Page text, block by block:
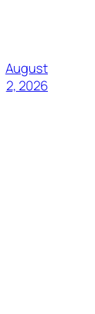
August
2, 2026